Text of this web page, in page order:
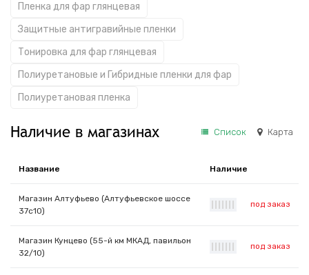
Пленка для фар глянцевая
Защитные антигравийные пленки
Тонировка для фар глянцевая
Полиуретановые и Гибридные пленки для фар
Полиуретановая пленка
Наличие в магазинах Список Карта
Название Наличие
Магазин Алтуфьево (Алтуфьевское шоссе
37с10)
под заказ
Магазин Кунцево (55-й км МКАД, павильон
32/10)
под заказ